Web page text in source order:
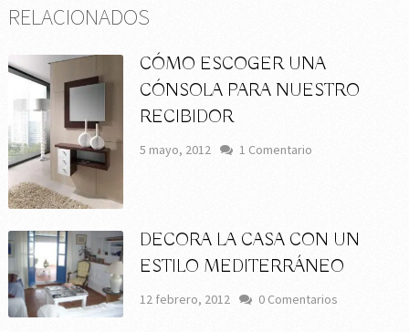
RELACIONADOS
CÓMO ESCOGER UNA
CÓNSOLA PARA NUESTRO
RECIBIDOR
5 mayo, 2012 1 Comentario
DECORA LA CASA CON UN
ESTILO MEDITERRÁNEO
12 febrero, 2012 0 Comentarios